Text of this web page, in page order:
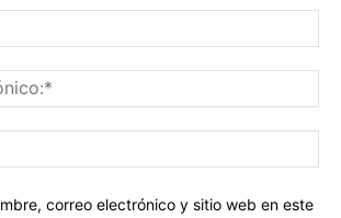
correo electrónico y sitio web en este